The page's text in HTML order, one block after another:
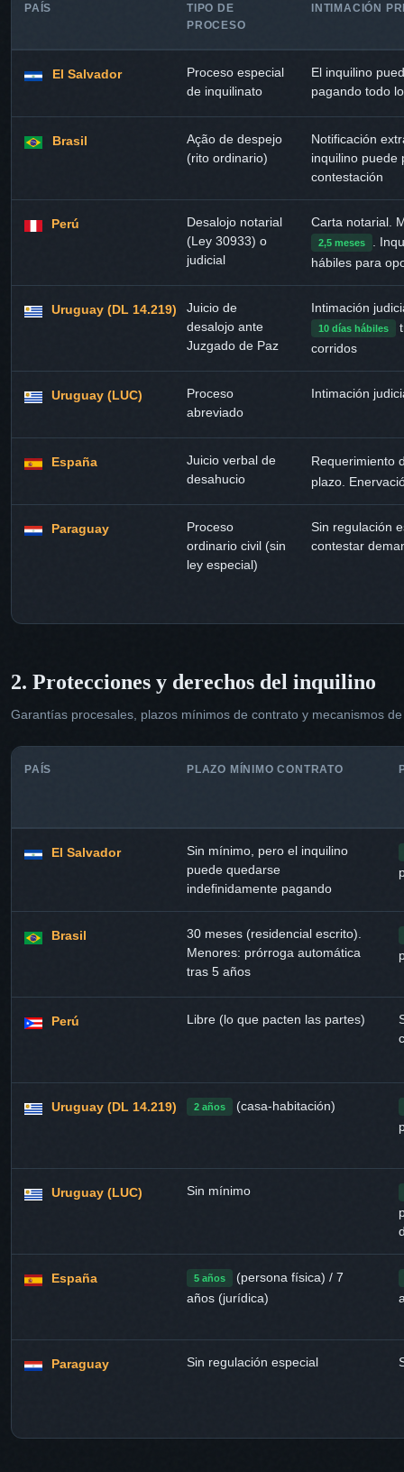
PAÍS
TIPO DE
PROCESO
INTIMACIÓN
El Salvador
Proceso especial
de inquilinato
El inquilino
pagando todo
Brasil
Ação de despejo
(rito ordinario)
Notificación
inquilino puede
contestación
Perú
Desalojo notarial
(Ley 30933) o
judicial
Carta notarial.
2,5 meses
.
hábiles para
Uruguay (DL 14.219)
Juicio de
desalojo ante
Juzgado de Paz
Intimación
10 días hábiles
corridos
Uruguay (LUC)
Proceso
abreviado
Intimación
España
Juicio verbal de
desahucio
Requerimiento
plazo.
Paraguay
Proceso
ordinario civil (sin
ley especial)
Sin regulación
contestar
2. Protecciones y derechos del inquilino
Garantías procesales, plazos mínimos de contrato y mecanismos
PAÍS PLAZO MÍNIMO CONTRATO
El Salvador
Sin mínimo, pero el inquilino
puede quedarse
indefinidamente pagando
Brasil
30 meses (residencial escrito).
Menores: prórroga automática
tras 5 años
Perú Libre (lo que pacten las partes)
Uruguay (DL 14.219) 2 años
(casa-habitación)
Uruguay (LUC)
Sin mínimo
España 5 años
(persona física) / 7
años (jurídica)
Paraguay Sin regulación especial